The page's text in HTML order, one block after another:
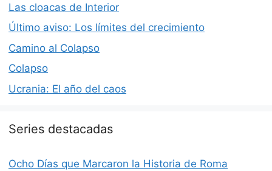
Las cloacas de Interior
Último aviso: Los límites del crecimiento
Camino al Colapso
Colapso
Ucrania: El año del caos
Series destacadas
Ocho Días que Marcaron la Historia de Roma